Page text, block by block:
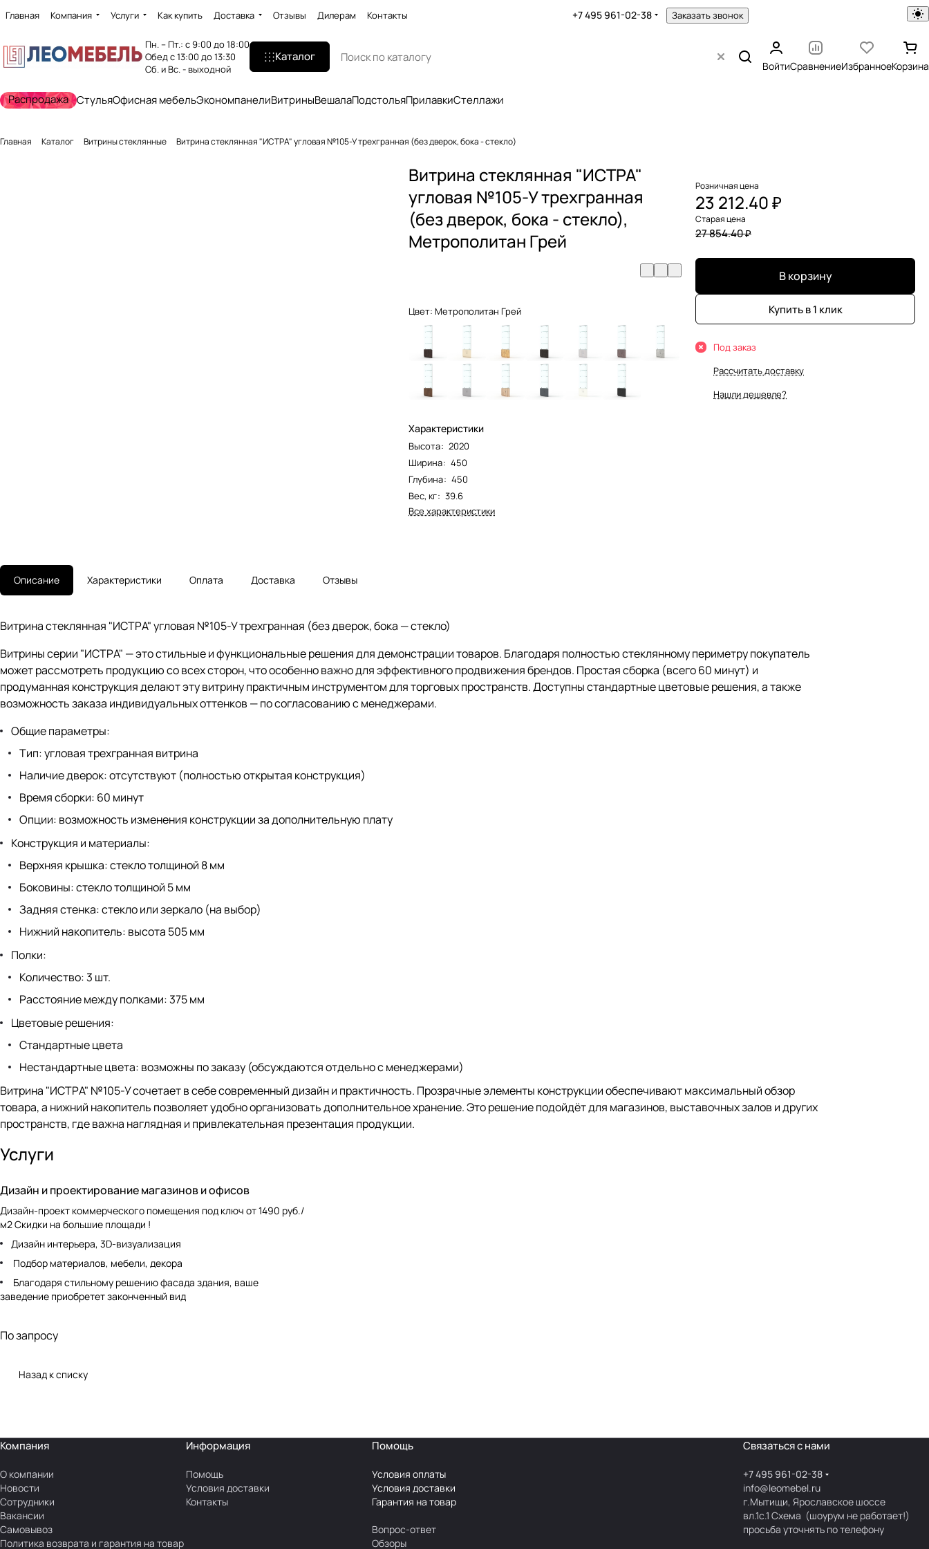
Главная Компания Услуги Как купить Доставка Отзывы Дилерам Контакты +7 495 961-02-38 Заказать звонок
Пн. – Пт.: с 9:00 до 18:00
Обед с 13:00 до 13:30
Сб. и Вс. - выходной
Каталог
ВойтиСравнениеИзбранноеКорзина
Распродажа СтульяОфисная мебельЭкономпанелиВитриныВешалаПодстольяПрилавкиСтеллажи
Главная Каталог Витрины стеклянные Витрина стеклянная "ИСТРА" угловая №105-У трехгранная (без дверок, бока - стекло)
Витрина стеклянная "ИСТРА"
угловая №105-У трехгранная
(без дверок, бока - стекло),
Метрополитан Грей
Цвет:Метрополитан Грей
Характеристики
Высота: 2020
Ширина: 450
Глубина: 450
Вес, кг: 39.6
Все характеристики
Розничная цена
23 212.40 ₽
Старая цена
27 854.40 ₽
В корзину
Купить в 1 клик
Под заказ
Рассчитать доставку
Нашли дешевле?
Описание Характеристики Оплата Доставка Отзывы
Витрина стеклянная "ИСТРА" угловая №105-У трехгранная (без дверок, бока — стекло)
Витрины серии "ИСТРА" — это стильные и функциональные решения для демонстрации товаров. Благодаря полностью стеклянному периметру покупатель
может рассмотреть продукцию со всех сторон, что особенно важно для эффективного продвижения брендов. Простая сборка (всего 60 минут) и
продуманная конструкция делают эту витрину практичным инструментом для торговых пространств. Доступны стандартные цветовые решения, а также
возможность заказа индивидуальных оттенков — по согласованию с менеджерами.
Общие параметры:
Тип: угловая трехгранная витрина
Наличие дверок: отсутствуют (полностью открытая конструкция)
Время сборки: 60 минут
Опции: возможность изменения конструкции за дополнительную плату
Конструкция и материалы:
Верхняя крышка: стекло толщиной 8 мм
Боковины: стекло толщиной 5 мм
Задняя стенка: стекло или зеркало (на выбор)
Нижний накопитель: высота 505 мм
Полки:
Количество: 3 шт.
Расстояние между полками: 375 мм
Цветовые решения:
Стандартные цвета
Нестандартные цвета: возможны по заказу (обсуждаются отдельно с менеджерами)
Витрина "ИСТРА" №105-У сочетает в себе современный дизайн и практичность. Прозрачные элементы конструкции обеспечивают максимальный обзор
товара, а нижний накопитель позволяет удобно организовать дополнительное хранение. Это решение подойдёт для магазинов, выставочных залов и других
пространств, где важна наглядная и привлекательная презентация продукции.
Услуги
Дизайн и проектирование магазинов и офисов
Дизайн-проект коммерческого помещения под ключ от 1490 руб./
м2 Скидки на большие площади !
Дизайн интерьера, 3D-визуализация
Подбор материалов, мебели, декора
заведение приобретет законченный вид
По запросу
Назад к списку
Компания
О компании
Новости
Сотрудники
Вакансии
Самовывоз
Политика возврата и гарантия на товар
Информация
Помощь
Условия доставки
Контакты
Помощь
Условия оплаты
Условия доставки
Гарантия на товар
Вопрос-ответ
Обзоры
Связаться с нами
+7 495 961-02-38
info@leomebel.ru
г.Мытищи, Ярославское шоссе
вл.1с.1Схема (шоурум не работает!)
просьба уточнять по телефону